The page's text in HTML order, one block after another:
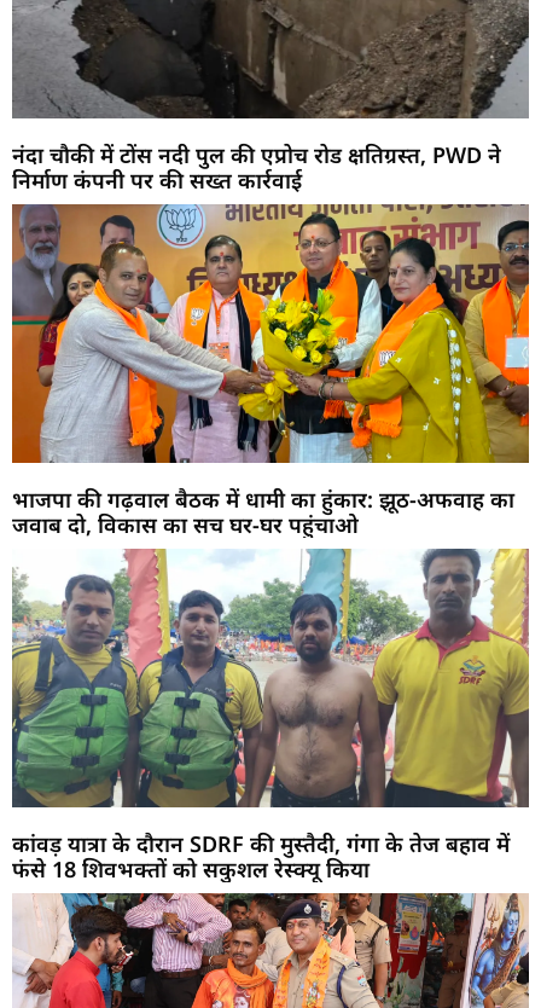
नंदा चौकी में टोंस नदी पुल की एप्रोच रोड क्षतिग्रस्त, PWD ने
निर्माण कंपनी पर की सख्त कार्रवाई
भाजपा की गढ़वाल बैठक में धामी का हुंकार: झूठ-अफवाह का
जवाब दो, विकास का सच घर-घर पहुंचाओ
कांवड़ यात्रा के दौरान SDRF की मुस्तैदी, गंगा के तेज बहाव में
फंसे 18 शिवभक्तों को सकुशल रेस्क्यू किया